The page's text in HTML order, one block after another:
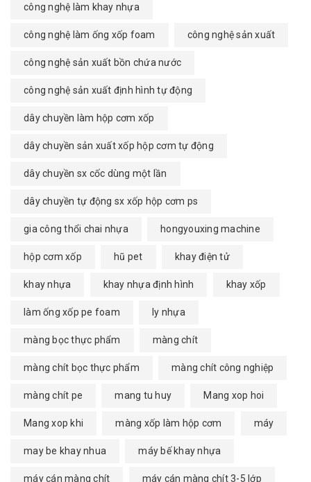
công nghệ làm khay nhựa
công nghệ làm ống xốp foam công nghệ sản xuất
công nghệ sản xuất bồn chứa nước
công nghệ sản xuất định hình tự động
dây chuyền làm hộp cơm xốp
dây chuyền sản xuất xốp hộp cơm tự động
dây chuyền sx cốc dùng một lần
dây chuyền tự động sx xốp hộp cơm ps
gia công thổi chai nhựa hongyouxing machine
hộp cơm xốp hũ pet khay điện tử
khay nhựa khay nhựa định hình khay xốp
làm ống xốp pe foam ly nhựa
màng bọc thực phẩm màng chít
màng chít bọc thực phẩm màng chít công nghiệp
màng chít pe mang tu huy Mang xop hoi
Mang xop khi màng xốp làm hộp cơm máy
may be khay nhua máy bế khay nhựa
máy cán màng chít máy cán màng chít 3-5 lớp